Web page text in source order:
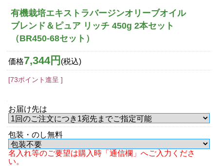
有機栽培エキストラバージンオリーブオイル
ブレンド＆ピュア リッチ 450g 2本セット
（BR450-68セット）
価格7,344円 (税込)
[73ポイント進呈 ]
お届け先は
包装・のし無料
名入れ等のご要望は購入時「通信欄」へご入力くださ
い。